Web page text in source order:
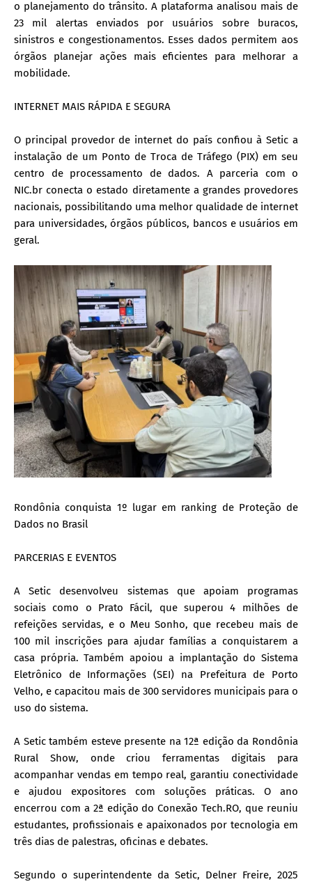
o planejamento do trânsito. A plataforma analisou mais de
23 mil alertas enviados por usuários sobre buracos,
sinistros e congestionamentos. Esses dados permitem aos
órgãos planejar ações mais eficientes para melhorar a
mobilidade.
INTERNET MAIS RÁPIDA E SEGURA
O principal provedor de internet do país confiou à Setic a
instalação de um Ponto de Troca de Tráfego (PIX) em seu
centro de processamento de dados. A parceria com o
NIC.br conecta o estado diretamente a grandes provedores
nacionais, possibilitando uma melhor qualidade de internet
para universidades, órgãos públicos, bancos e usuários em
geral.
Rondônia conquista 1º lugar em ranking de Proteção de
Dados no Brasil
PARCERIAS E EVENTOS
A Setic desenvolveu sistemas que apoiam programas
sociais como o Prato Fácil, que superou 4 milhões de
refeições servidas, e o Meu Sonho, que recebeu mais de
100 mil inscrições para ajudar famílias a conquistarem a
casa própria. Também apoiou a implantação do Sistema
Eletrônico de Informações (SEI) na Prefeitura de Porto
Velho, e capacitou mais de 300 servidores municipais para o
uso do sistema.
A Setic também esteve presente na 12ª edição da Rondônia
Rural Show, onde criou ferramentas digitais para
acompanhar vendas em tempo real, garantiu conectividade
e ajudou expositores com soluções práticas. O ano
encerrou com a 2ª edição do Conexão Tech.RO, que reuniu
estudantes, profissionais e apaixonados por tecnologia em
três dias de palestras, oficinas e debates.
Segundo o superintendente da Setic, Delner Freire, 2025